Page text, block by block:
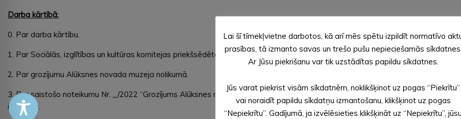
Darba kārtībā:
0. Par darba kārtību.
1. Par Sociālās, izglītības un kultūras komitejas priekšsēdētāja vietnieku.
2. Par grozījumu Alūksnes novada muzeja nolikumā.
3. Par saistošo noteikumu Nr. _/2022 “Grozījums Alūksnes novada pašvaldības domes 2013. gada 25. jūlija saistošajos
izdošanu.
Lai šī tīmekļvietne darbotos, kā arī mēs spētu izpildīt normatīvo
prasības, tā izmanto savas un trešo pušu nepieciešamās sīkdatnes.
Ar Jūsu piekrišanu var tik uzstādītas papildu sīkdatnes.
Jūs varat piekrist visām sīkdatnēm, noklikšķinot uz pogas “Piekrītu”
vai noraidīt papildu sīkdatņu izmantošanu, klikšķinot uz pogas
“Nepiekrītu”. Gadījumā, ja izvēlēsieties klikšķināt uz “Nepiekrītu”, jūsu